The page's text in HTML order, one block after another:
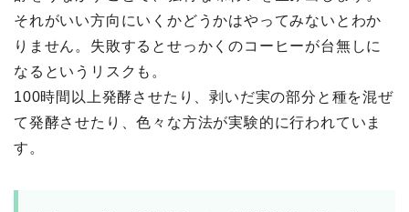
それがいい⽅向にいくかどうかはやってみないとわか
りません。失敗するとせっかくのコーヒーが台無しに
なるというリスクも。
100時間以上発酵させたり、剥いだ実の部分と種を混ぜ
て発酵させたり、色々な方法が実験的に行われていま
す。